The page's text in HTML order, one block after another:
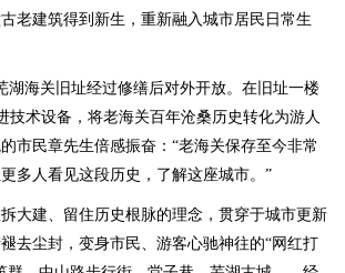
老建筑得到新生，重新融入城市居民日常生
海关旧址经过修缮后对外开放。在旧址一楼
技术设备，将老海关百年沧桑历史转化为游人
市民章先生倍感振奋：“老海关保存至今非常
多人看见这段历史，了解这座城市。”
建、留住历史根脉的理念，贯穿于城市更新
去尘封，变身市民、游客心驰神往的“网红打